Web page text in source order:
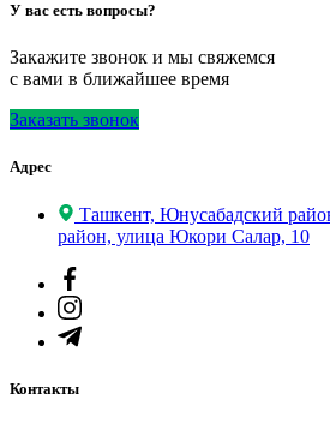
У вас есть вопросы?
Закажите звонок и мы свяжемся
с вами в ближайшее время
Заказать звонок
Адрес
Ташкент, Юнусабадский
район, улица Юкори Салар, 10
Контакты